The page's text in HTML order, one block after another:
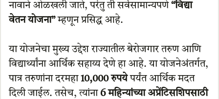
नावाने ओळखली जाते, परंतु ती सर्वसामान्यपणे “विद्या
वेतन योजना”म्हणून प्रसिद्ध आहे.
या योजनेचा मुख्य उद्देश राज्यातील बेरोजगार तरुण आणि
विद्यार्थ्यांना आर्थिक सहाय्य देणे हा आहे. या योजनेअंतर्गत,
पात्र तरुणांना दरमहा 10,000 रुपयेपर्यंत आर्थिक मदत
दिली जाईल. तसेच, त्यांना 6 महिन्यांच्या अप्रेंटिसशिपसाठी